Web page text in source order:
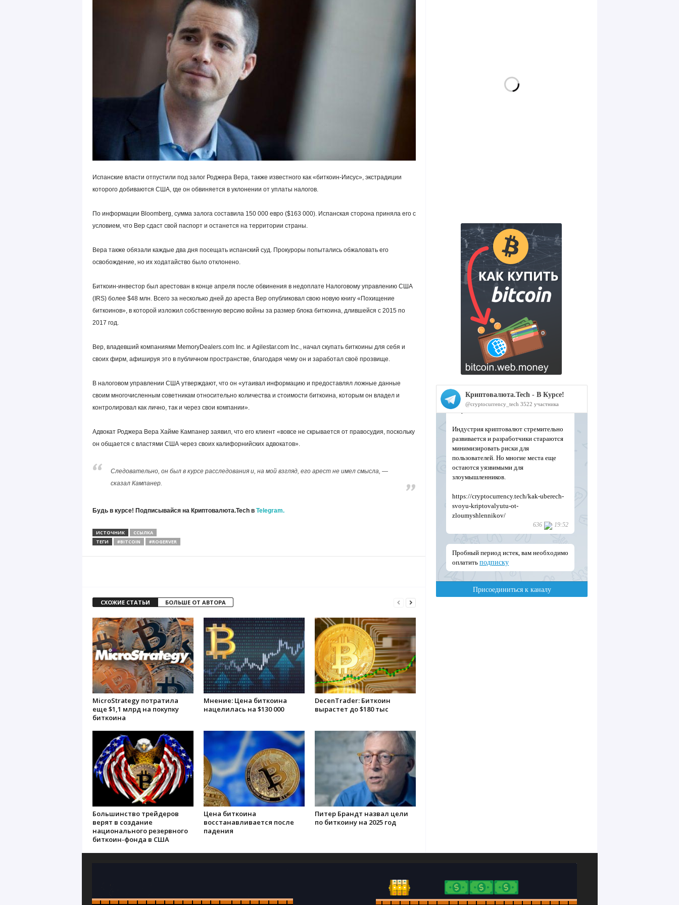
Испанские власти отпустили под залог Роджера Вера, также известного как «биткоин-Иисус», экстрадиции
которого добиваются США, где он обвиняется в уклонении от уплаты налогов.
По информации Bloomberg, сумма залога составила 150 000 евро ($163 000). Испанская сторона приняла его с
условием, что Вер сдаст свой паспорт и останется на территории страны.
Вера также обязали каждые два дня посещать испанский суд. Прокуроры попытались обжаловать его
освобождение, но их ходатайство было отклонено.
Биткоин-инвестор был арестован в конце апреля после обвинения в недоплате Налоговому управлению США
(IRS) более $48 млн. Всего за несколько дней до ареста Вер опубликовал свою новую книгу «Похищение
биткоинов», в которой изложил собственную версию войны за размер блока биткоина, длившейся с 2015 по
2017 год.
Вер, владевший компаниями MemoryDealers.com Inc. и Agilestar.com Inc., начал скупать биткоины для себя и
своих фирм, афишируя это в публичном пространстве, благодаря чему он и заработал своё прозвище.
В налоговом управлении США утверждают, что он «утаивал информацию и предоставлял ложные данные
своим многочисленным советникам относительно количества и стоимости биткоина, которым он владел и
контролировал как лично, так и через свои компании».
Адвокат Роджера Вера Хайме Кампанер заявил, что его клиент «вовсе не скрывается от правосудия, поскольку
он общается с властями США через своих калифорнийских адвокатов».
Следовательно, он был в курсе расследования и, на мой взгляд, его арест не имел смысла, —
сказал Кампанер.
Будь в курсе! Подписывайся на Криптовалюта.Tech в Telegram.
ИСТОЧНИК
ССЫЛКА
ТЕГИ
#BITCOIN #ROGERVER
СХОЖИЕ СТАТЬИ БОЛЬШЕ ОТ АВТОРА
MicroStrategy потратила
еще $1,1 млрд на покупку
биткоина
Мнение: Цена биткоина
нацелилась на $130 000
DecenTrader: Биткоин
вырастет до $180 тыс
Большинство трейдеров
верят в создание
национального резервного
биткоин-фонда в США
Цена биткоина
восстанавливается после
падения
Питер Брандт назвал цели
по биткоину на 2025 год